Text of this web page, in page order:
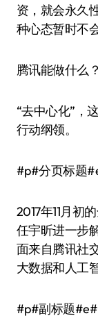
资，就会永久
种心态暂时不
腾讯能做什么？
“去中心化”，
行动纲领。
#p#分页标题
2017年11月初
任宇昕进一步
面来自腾讯社
大数据和人工
#p#副标题#e#